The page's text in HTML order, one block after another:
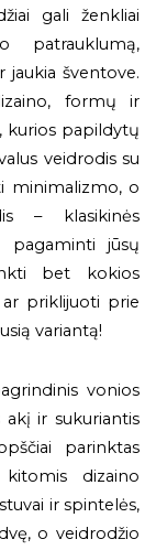
gali ženkliai
patrauklumą,
jaukia šventove.
formų ir
kurios papildytų
veidrodis su
minimalizmo, o
– klasikinės
pagaminti jūsų
bet kokios
priklijuoti prie
variantą!
vonios
akį ir sukuriantis
parinktas
dizaino
ir spintelės,
o veidrodžio